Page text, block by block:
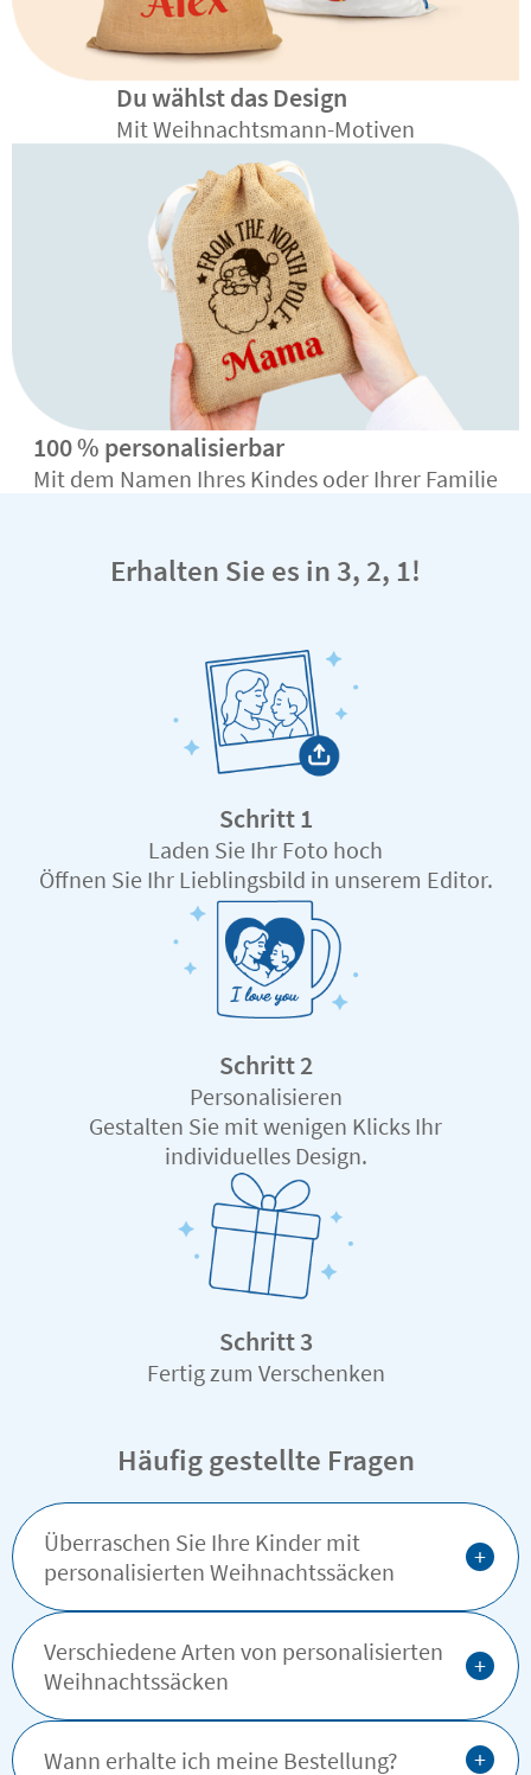
Du wählst das Design
Mit Weihnachtsmann-Motiven
100 % personalisierbar
Mit dem Namen Ihres Kindes oder Ihrer Familie
Erhalten Sie es in 3, 2, 1!
Schritt 1
Laden Sie Ihr Foto hoch
Öffnen Sie Ihr Lieblingsbild in unserem Editor.
Schritt 2
Personalisieren
Gestalten Sie mit wenigen Klicks Ihr
individuelles Design.
Schritt 3
Fertig zum Verschenken
Häufig gestellte Fragen
Überraschen Sie Ihre Kinder mit
personalisierten Weihnachtssäcken
+
Verschiedene Arten von personalisierten
Weihnachtssäcken
+
Wann erhalte ich meine Bestellung? +